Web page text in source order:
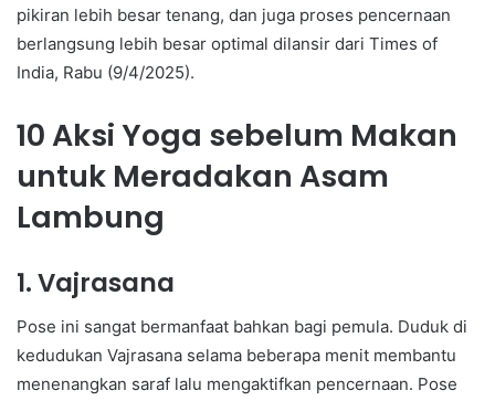
pikiran lebih besar tenang, dan juga proses pencernaan
berlangsung lebih besar optimal dilansir dari Times of
India, Rabu (9/4/2025).
10 Aksi Yoga sebelum Makan
untuk Meradakan Asam
Lambung
1. Vajrasana
Pose ini sangat bermanfaat bahkan bagi pemula. Duduk di
kedudukan Vajrasana selama beberapa menit membantu
menenangkan saraf lalu mengaktifkan pencernaan. Pose